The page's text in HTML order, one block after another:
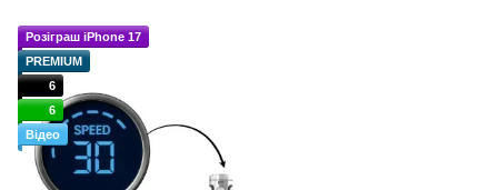
Розіграш iPhone 17
PREMIUM
6
6
Відео